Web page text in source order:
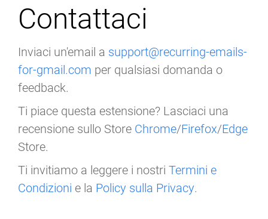
Contattaci
Inviaci un'email a support@recurring-emails-
for-gmail.com per qualsiasi domanda o
feedback.
Ti piace questa estensione? Lasciaci una
recensione sullo Store Chrome/Firefox/Edge
Store.
Ti invitiamo a leggere i nostri Termini e
Condizioni e la Policy sulla Privacy.